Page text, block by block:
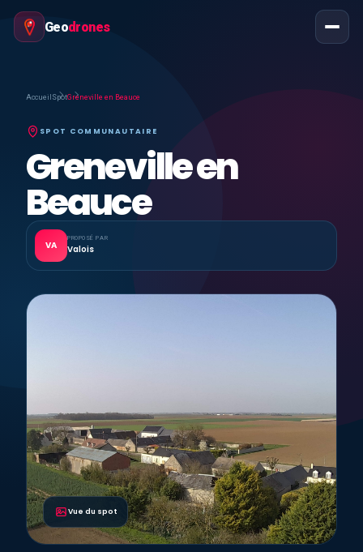
Geodrones
Accueil SpotGreneville en Beauce
SPOT COMMUNAUTAIRE
Greneville en
Beauce
VA
PROPOSÉ PAR
Valois
Vue du spot